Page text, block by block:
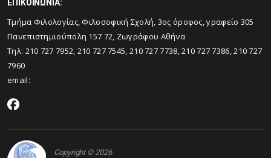
ΕΠΙΚΟΙΝΩΝΙΑ:
Tμήμα Φιλολογίας, Φιλοσοφική Σχολή, 3ος όροφος, γραφείο 305
Πανεπιστημιούπολη 157 72, Ζωγράφου Αθήνα
Τηλ: 210 727 7952, 210 727 7545, 210 727 7738, 210 727 7386, 210 727
7960
email:
Copyright © 2026